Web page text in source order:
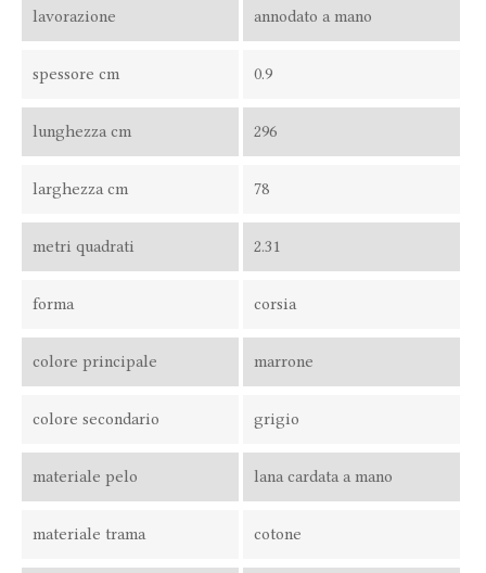
lavorazione annodato a mano
spessore cm 0.9
lunghezza cm 296
larghezza cm 78
metri quadrati 2.31
forma corsia
colore principale marrone
colore secondario grigio
materiale pelo lana cardata a mano
materiale trama cotone